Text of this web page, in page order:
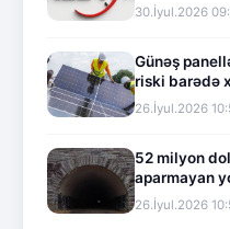
30.İyul.2026
Günəş
riski barədə
26.İyul.2026
52 milyon
aparmayan
26.İyul.2026